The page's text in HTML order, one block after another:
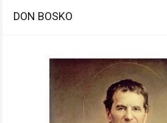
DON BOSKO